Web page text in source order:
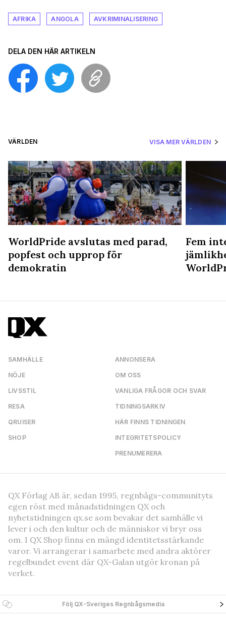
AFRIKA ANGOLA AVKRIMINALISERING
DELA DEN HÄR ARTIKELN
VÄRLDEN VISA MER VÄRLDEN
WorldPride avslutas med parad,
popfest och upprop för
demokratin
Fem
SAMHÄLLE
NÖJE
LIVSSTIL
RESA
QRUISER
SHOP
ANNONSERA
OM OSS
VANLIGA FRÅGOR OCH SVAR
TIDNINGSARKIV
HÄR FINNS TIDNINGEN
INTEGRITETSPOLICY
PRENUMERERA
QX Förlag AB är, sedan 1995, regnbågs-communityts
egen röst med månadstidningen QX och
nyhetstidningen qx.se som bevakar det samhälle vi
lever i och den kultur och de människor vi bryr oss
om. I QX Shop finns en mängd identitetsstärkande
varor. Vi arrangerar i samarbete med andra aktörer
regelbundet event där QX-Galan utgör kronan på
verket.
Följ QX-Sveriges Regnbågsmedia